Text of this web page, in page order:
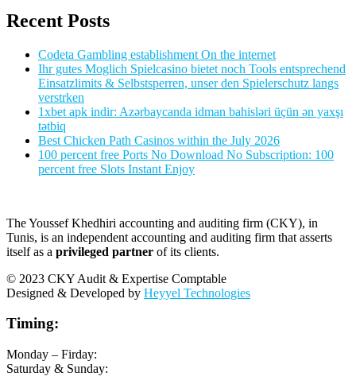
Recent Posts
Codeta Gambling establishment On the internet
Ihr gutes Moglich Spielcasino bietet noch Tools entsprechend
Einsatzlimits & Selbstsperren, unser den Spielerschutz langs
verstrken
1xbet apk indir: Azərbaycanda idman bahisləri üçün ən yaxşı
tətbiq
Best Chicken Path Casinos within the July 2026
100 percent free Ports No Download No Subscription: 100
percent free Slots Instant Enjoy
The Youssef Khedhiri accounting and auditing firm (CKY), in
Tunis, is an independent accounting and auditing firm that asserts
itself as a privileged partner of its clients.
© 2023 CKY Audit & Expertise Comptable
Designed & Developed by Heyyel Technologies
Timing:
Monday – Firday:
Saturday & Sunday: